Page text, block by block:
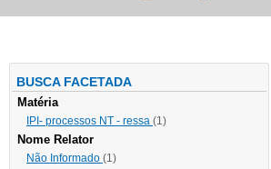
BUSCA FACETADA
Matéria
IPI- processos NT - ressa (1)
Nome Relator
Não Informado (1)